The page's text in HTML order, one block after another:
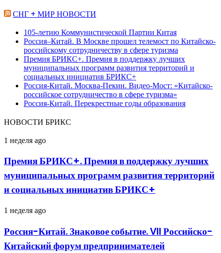
СНГ + МИР НОВОСТИ
105-летию Коммунистической Партии Китая
Россия–Китай. В Москве прошел телемост по Китайско-
российскому сотрудничеству в сфере туризма
Премия БРИКС+. Премия в поддержку лучших
муниципальных программ развития территорий и
социальных инициатив БРИКС+
Россия-Китай. Москва-Пекин. Видео-Мост: «Китайско-
российское сотрудничество в сфере туризма»
Россия-Китай. Перекрестные годы образования
НОВОСТИ БРИКС
Премия
Премия
в
поддержку
муниципальных
развития
и
социальных
инициатив
1 неделя ago
Премия БРИКС+. Премия в поддержку лучших
муниципальных программ развития территорий
и социальных инициатив БРИКС+
Россия-
Знаковое
событие.
VII
1 неделя ago
Россия-Китай. Знаковое событие. VII Российско-
Китайский форум предпринимателей